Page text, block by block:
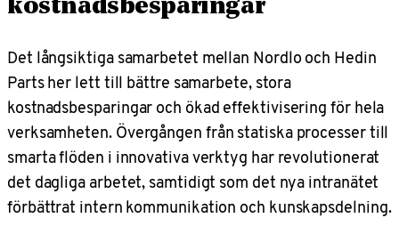
kostnadsbesparingar
Det långsiktiga samarbetet mellan Nordlo och Hedin
Parts her lett till bättre samarbete, stora
kostnadsbesparingar och ökad effektivisering för hela
verksamheten. Övergången från statiska processer till
smarta flöden i innovativa verktyg har revolutionerat
det dagliga arbetet, samtidigt som det nya intranätet
förbättrat intern kommunikation och kunskapsdelning.